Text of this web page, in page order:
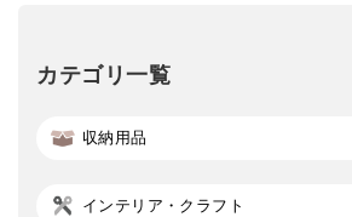
カテゴリ一覧
収納用品
インテリア・クラフト